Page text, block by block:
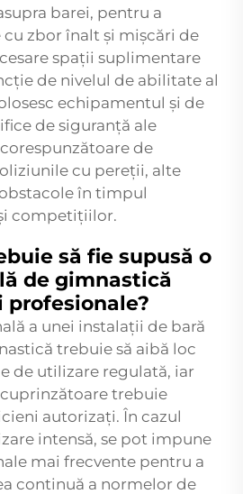
barei, pentru a
zbor înalt și mișcări de
spații suplimentare
de nivelul de abilitate al
echipamentul și de
de siguranță ale
de
cu pereții, alte
în timpul
competițiilor.
să fie supusă o
de gimnastică
a unei instalații de bară
trebuie să aibă loc
de utilizare regulată, iar
trebuie
autorizați. În cazul
intensă, se pot impune
mai frecvente pentru a
continuă a normelor de